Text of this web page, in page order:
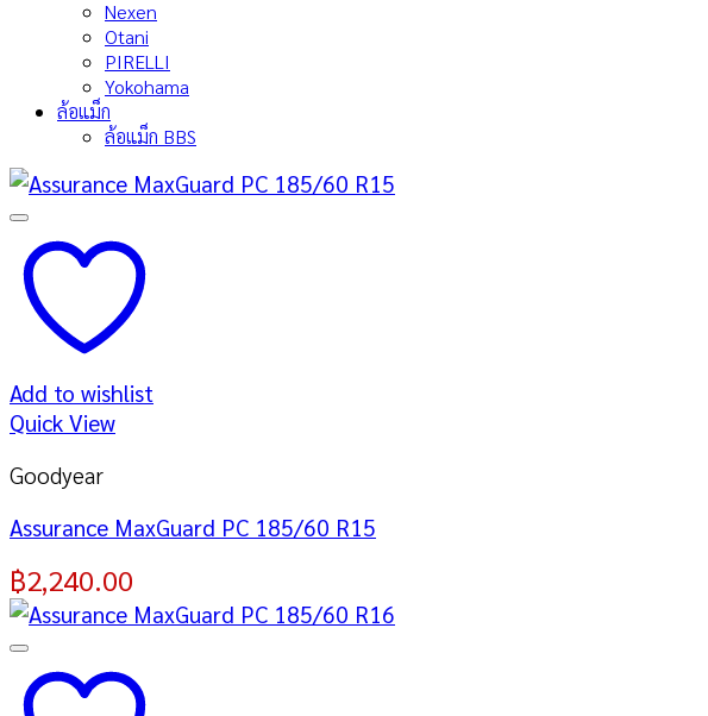
Nexen
Otani
PIRELLI
Yokohama
ล้อแม็ก
ล้อแม็ก BBS
Add to wishlist
Quick View
Goodyear
Assurance MaxGuard PC 185/60 R15
฿2,240.00